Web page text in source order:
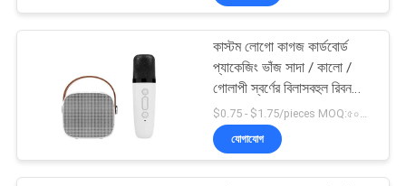
খবর
অনুরোধ
ইস্পাত স্টাড পার্টিশন
7
কাস্টম লোগো কাগজ কার্ডবোর্ড
প্যাকেজিং ভাঁজ সাদা / কালো /
গোলাপী স্বর্ণের বিলাসবহুল রিবন
বন্ধক সহ চৌম্বকীয় উপহার বাক্স $0.75 - $1.75/pieces MOQ:৫০০ টুকরা
যোগাযোগ